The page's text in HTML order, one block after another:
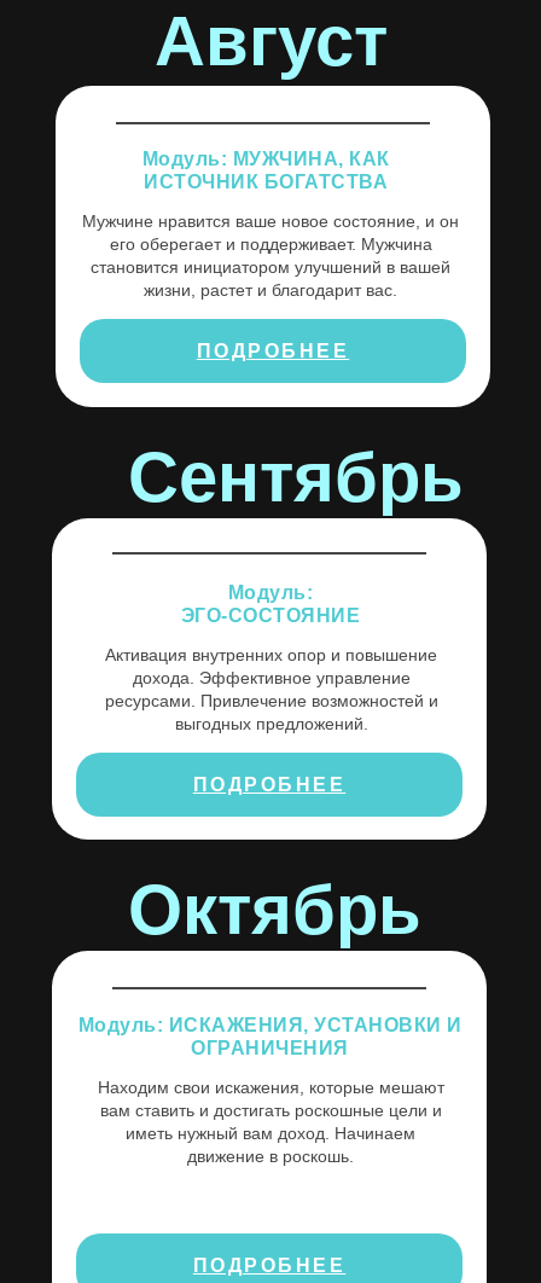
Модуль: ИСКАЖЕНИЯ, УСТАНОВКИ И
ОГРАНИЧЕНИЯ
Модуль: МУЖЧИНА, КАК
ИСТОЧНИК БОГАТСТВА
Модуль:
ЭГО-СОСТОЯНИЕ
Октябрь
Август
Сентябрь
Находим свои искажения, которые мешают
вам ставить и достигать роскошные цели и
иметь нужный вам доход. Начинаем
движение в роскошь.
Мужчине нравится ваше новое состояние, и он
его оберегает и поддерживает. Мужчина
становится инициатором улучшений в вашей
жизни, растет и благодарит вас.
Активация внутренних опор и повышение
дохода. Эффективное управление
ресурсами. Привлечение возможностей и
выгодных предложений.
ПОДРОБНЕЕ
ПОДРОБНЕЕ
ПОДРОБНЕЕ